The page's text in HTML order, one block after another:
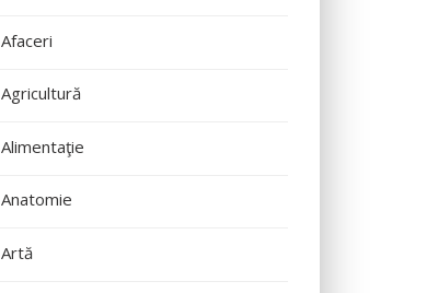
Afaceri
Agricultură
Alimentaţie
Anatomie
Artă